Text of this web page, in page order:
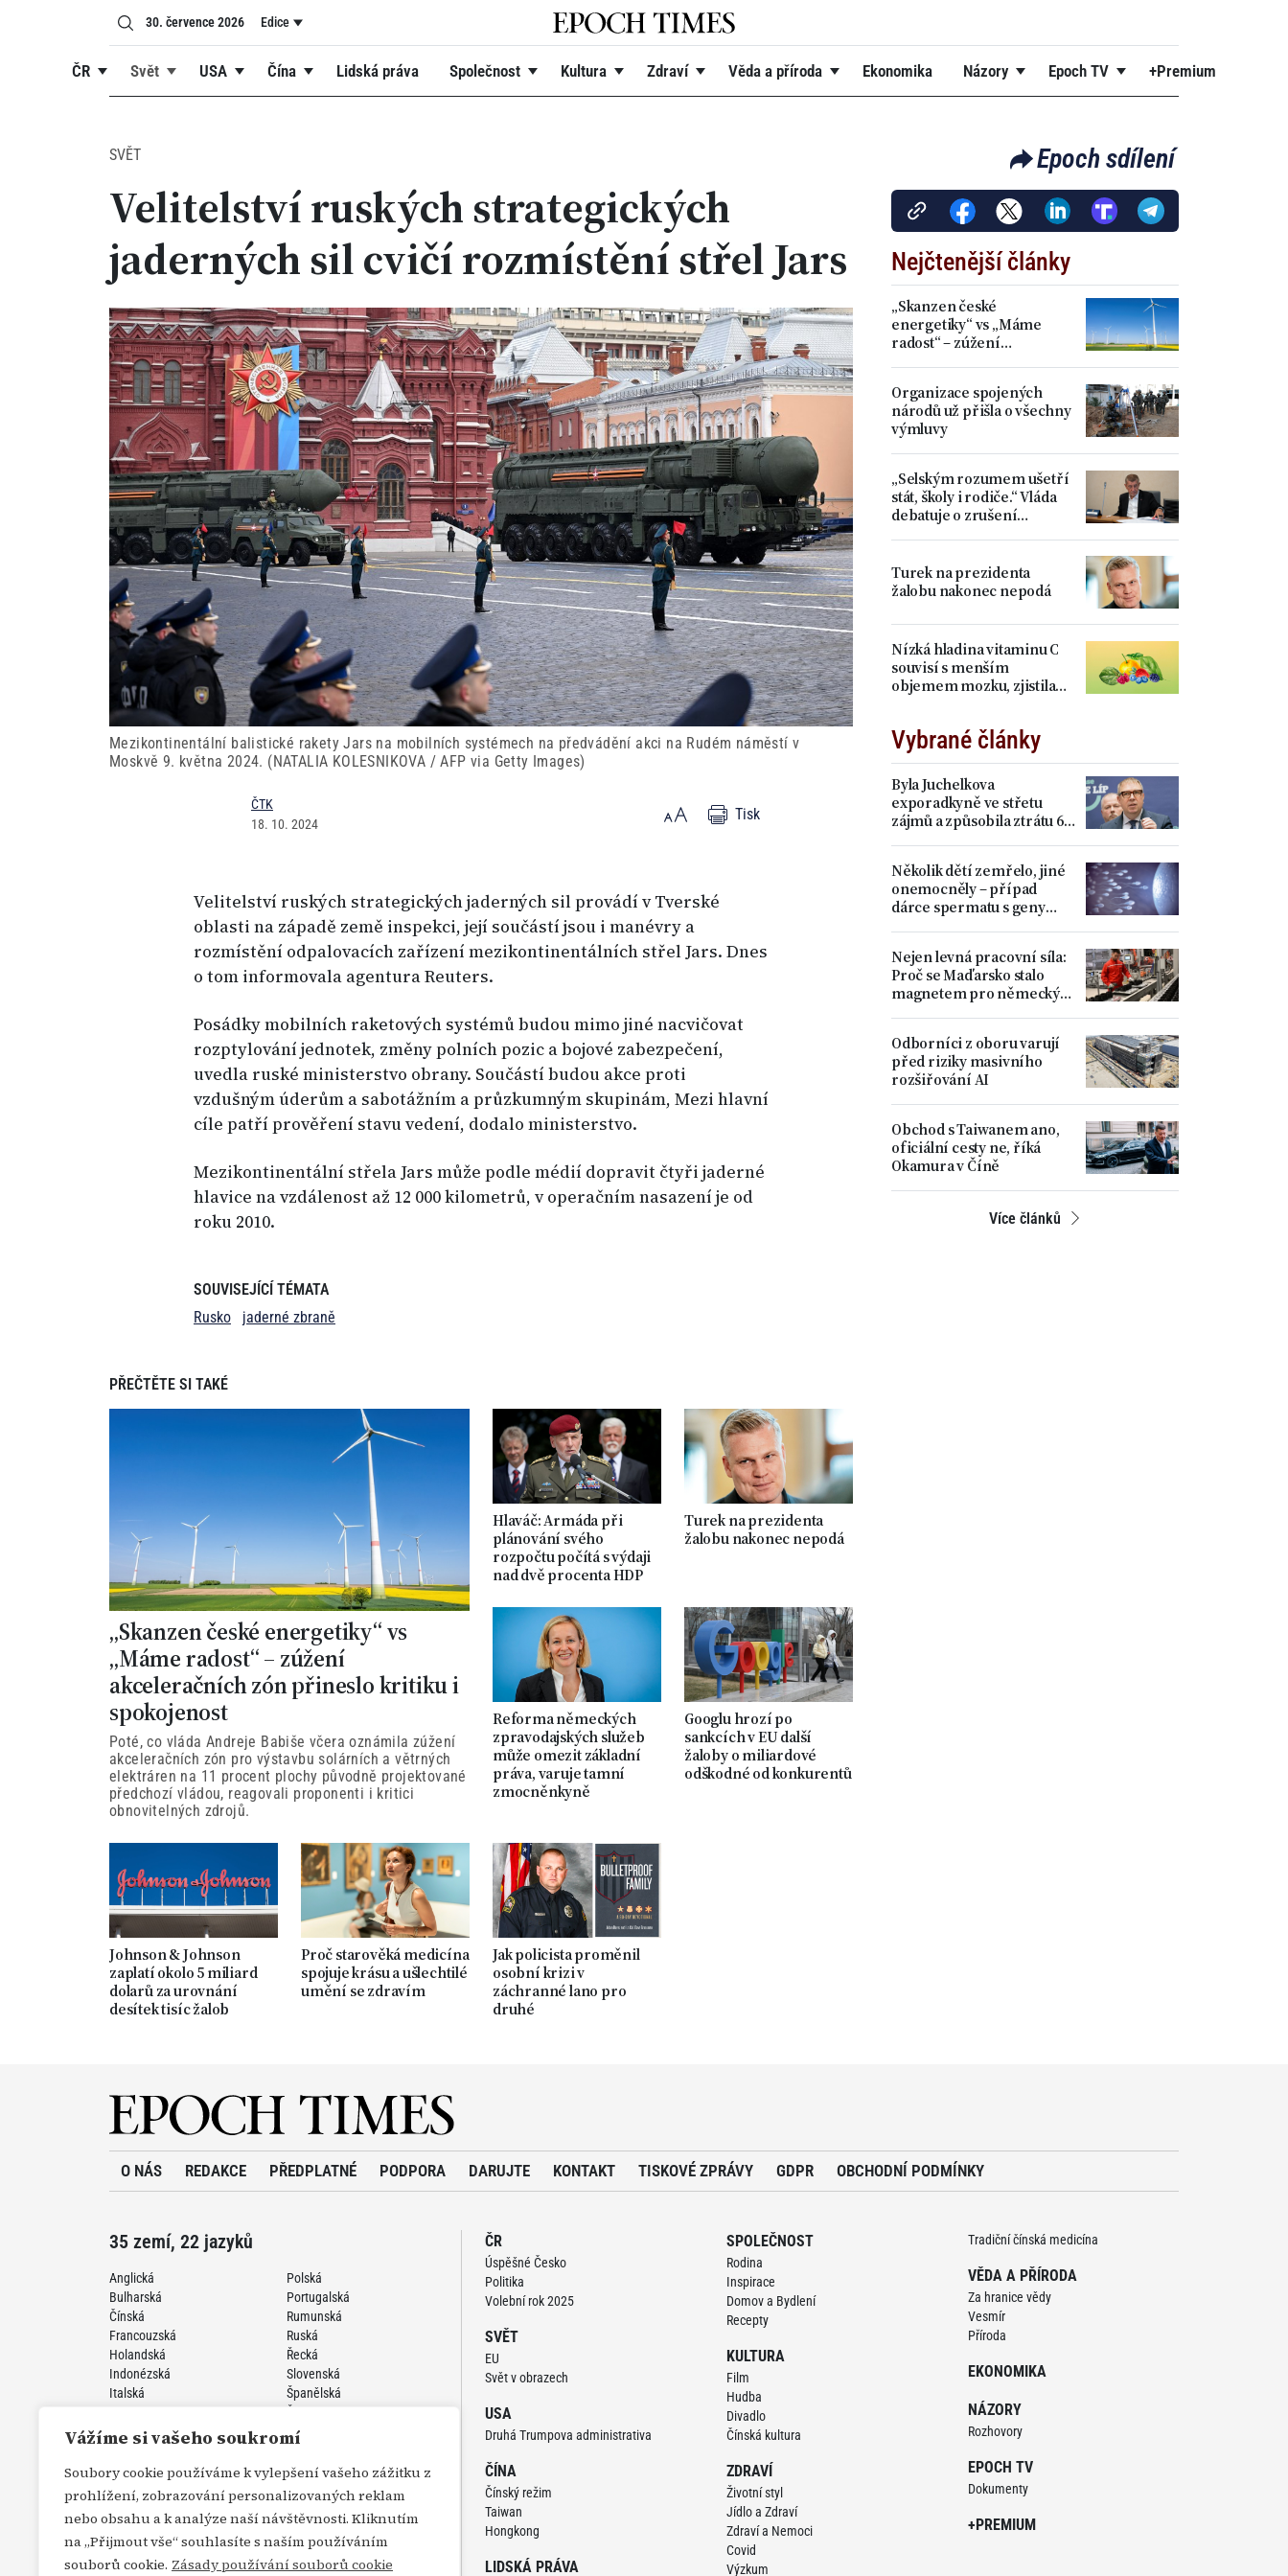
Vážíme si vašeho soukromí
Soubory cookie používáme k vylepšení vašeho zážitku z
prohlížení, zobrazování personalizovaných reklam
nebo obsahu a k analýze naší návštěvnosti. Kliknutím
na „Přijmout vše“ souhlasíte s naším používáním
souborů cookie. Zásady používání souborů cookie
30. července 2026 Edice
ČR Svět USA Čína Lidská práva Společnost Kultura Zdraví Věda a příroda Ekonomika Názory Epoch TV +Premium
SVĚT
Velitelství ruských strategických
jaderných sil cvičí rozmístění střel Jars
Mezikontinentální balistické rakety Jars na mobilních systémech na předvádění akci na Rudém náměstí v
Moskvě 9. května 2024. (NATALIA KOLESNIKOVA / AFP via Getty Images)
ČTK
18. 10. 2024
Tisk
Velitelství ruských strategických jaderných sil provádí v Tverské
oblasti na západě země inspekci, její součástí jsou i manévry a
rozmístění odpalovacích zařízení mezikontinentálních střel Jars. Dnes
o tom informovala agentura Reuters.
Posádky mobilních raketových systémů budou mimo jiné nacvičovat
rozptylování jednotek, změny polních pozic a bojové zabezpečení,
uvedla ruské ministerstvo obrany. Součástí budou akce proti
vzdušným úderům a sabotážním a průzkumným skupinám, Mezi hlavní
cíle patří prověření stavu vedení, dodalo ministerstvo.
Mezikontinentální střela Jars může podle médií dopravit čtyři jaderné
hlavice na vzdálenost až 12 000 kilometrů, v operačním nasazení je od
roku 2010.
SOUVISEJÍCÍ TÉMATA
Rusko
jaderné zbraně
PŘEČTĚTE SI TAKÉ
„Skanzen české energetiky“ vs
„Máme radost“ – zúžení
akceleračních zón přineslo kritiku i
spokojenost
Poté, co vláda Andreje Babiše včera oznámila zúžení
akceleračních zón pro výstavbu solárních a větrných
elektráren na 11 procent plochy původně projektované
předchozí vládou, reagovali proponenti i kritici
obnovitelných zdrojů.
Hlaváč: Armáda při
plánování svého
rozpočtu počítá s výdaji
nad dvě procenta HDP
Turek na prezidenta
žalobu nakonec nepodá
Reforma německých
zpravodajských služeb
může omezit základní
práva, varuje tamní
zmocněnkyně
Googlu hrozí po
sankcích v EU další
žaloby o miliardové
odškodné od konkurentů
Johnson & Johnson
zaplatí okolo 5 miliard
dolarů za urovnání
desítek tisíc žalob
Proč starověká medicína
spojuje krásu a ušlechtilé
umění se zdravím
Jak policista proměnil
osobní krizi v
záchranné lano pro
druhé
Epoch sdílení
Nejčtenější články
„Skanzen české
energetiky“ vs „Máme
radost“ – zúžení
Organizace spojených
národů už přišla o všechny
výmluvy
„Selským rozumem ušetří
stát, školy i rodiče.“ Vláda
debatuje o zrušení
Turek na prezidenta
žalobu nakonec nepodá
Nízká hladina vitaminu C
souvisí s menším
objemem mozku, zjistila
Vybrané články
Byla Juchelkova
exporadkyně ve střetu
zájmů a způsobila ztrátu 64
ministr
Několik dětí zemřelo, jiné
onemocněly – případ
dárce spermatu s geny
Nejen levná pracovní síla:
Proč se Maďarsko stalo
magnetem pro německý
Odborníci z oboru varují
před riziky masivního
rozšiřování AI
Obchod s Taiwanem ano,
oficiální cesty ne, říká
Okamura v Číně
Více článků
O NÁS REDAKCE PŘEDPLATNÉ PODPORA DARUJTE KONTAKT TISKOVÉ ZPRÁVY GDPR OBCHODNÍ PODMÍNKY
35 zemí, 22 jazyků
Anglická
Bulharská
Čínská
Francouzská
Holandská
Indonézská
Italská
Korejská
Perzská
Polská
Portugalská
Rumunská
Ruská
Řecká
Slovenská
Španělská
Turecká
Vietnamská
ČR
Úspěšné Česko
Politika
Volební rok 2025
SVĚT
EU
Svět v obrazech
USA
Druhá Trumpova administrativa
ČÍNA
Čínský režim
Taiwan
Hongkong
LIDSKÁ PRÁVA
SPOLEČNOST
Rodina
Inspirace
Domov a Bydlení
Recepty
KULTURA
Film
Hudba
Divadlo
Čínská kultura
ZDRAVÍ
Životní styl
Jídlo a Zdraví
Zdraví a Nemoci
Covid
Výzkum
Tradiční čínská medicína
VĚDA A PŘÍRODA
Za hranice vědy
Vesmír
Příroda
EKONOMIKA
NÁZORY
Rozhovory
EPOCH TV
Dokumenty
+PREMIUM